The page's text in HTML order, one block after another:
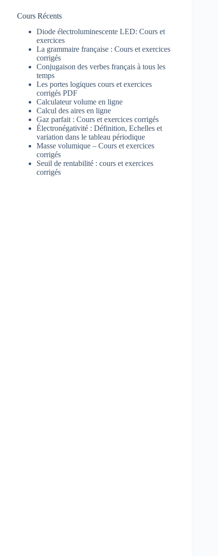
Cours Récents
Diode électroluminescente LED: Cours et
exercices
La grammaire française : Cours et exercices
corrigés
Conjugaison des verbes français à tous les
temps
Les portes logiques cours et exercices
corrigés PDF
Calculateur volume en ligne
Calcul des aires en ligne
Gaz parfait : Cours et exercices corrigés
Électronégativité : Définition, Echelles et
variation dans le tableau périodique
Masse volumique – Cours et exercices
corrigés
Seuil de rentabilité : cours et exercices
corrigés